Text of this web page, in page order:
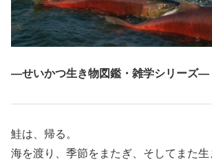
―せいかつ生き物図鑑・雑学シリーズ―
鮭は、帰る。
海を渡り、季節をまたぎ、そしてまた生